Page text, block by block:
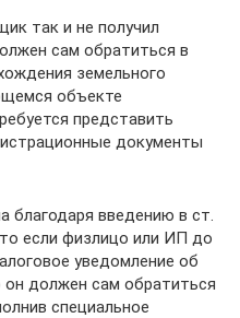
так и не получил
сам обратиться в
земельного
объекте
представить
документы
благодаря введению в ст.
если физлицо или ИП до
уведомление об
он должен сам обратиться
специальное